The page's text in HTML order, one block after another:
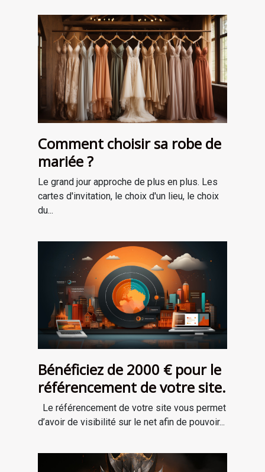
Comment choisir sa robe de
mariée ?
Le grand jour approche de plus en plus. Les
cartes d'invitation, le choix d'un lieu, le choix
du...
Bénéficiez de 2000 € pour le
référencement de votre site.
Le référencement de votre site vous permet
d’avoir de visibilité sur le net afin de pouvoir...